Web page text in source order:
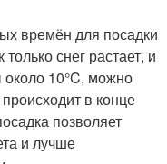
времён для посадки
снег растает, и
около 10°C, можно
в конце
позволяет
и лучше